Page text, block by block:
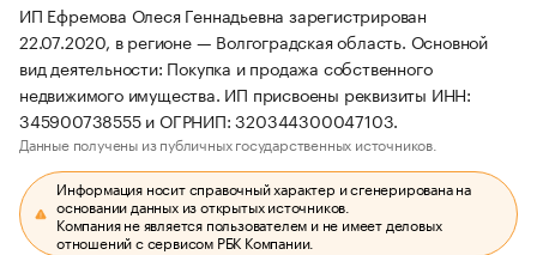
ИП Ефремова Олеся Геннадьевна зарегистрирован
22.07.2020, в регионе — Волгоградская область. Основной
вид деятельности: Покупка и продажа собственного
недвижимого имущества. ИП присвоены реквизиты ИНН:
345900738555 и ОГРНИП: 320344300047103.
Данные получены из публичных государственных источников.
Информация носит справочный характер и сгенерирована на
основании данных из открытых источников.
Компания не является пользователем и не имеет деловых
отношений с сервисом РБК Компании.